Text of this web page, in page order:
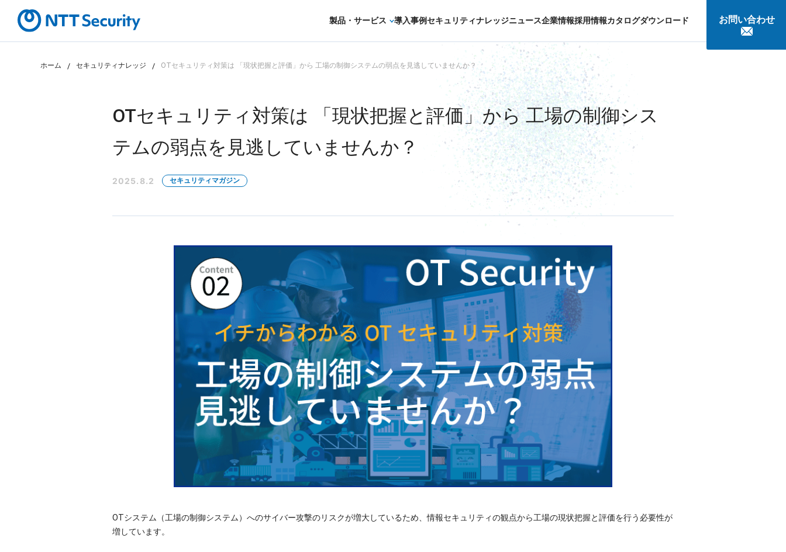
製品・サービス
セキュリティコンサルティング・教育・相談
セキュリティ診断・評価・調査
セキュリティ監視・検知
セキュリティインシデント対応・調査
IoTプロダクトセキュリティ
導入事例セキュリティナレッジニュース企業情報採用情報カタログダウンロード お問い合わせ
ホーム セキュリティナレッジ OTセキュリティ対策は 「現状把握と評価」から 工場の制御システムの弱点を見逃していませんか？
OTセキュリティ対策は 「現状把握と評価」から 工場の制御シス
テムの弱点を見逃していませんか？
2025.8.2 セキュリティマガジン
OTシステム（工場の制御システム）へのサイバー攻撃のリスクが増大しているため、情報セキュリティの観点から工場の現状把握と評価を行う必要性が
増しています。